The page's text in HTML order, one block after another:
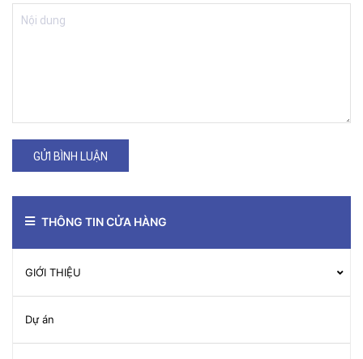
THÔNG TIN CỬA HÀNG
GIỚI THIỆU
Dự án
GỬI BÌNH LUẬN